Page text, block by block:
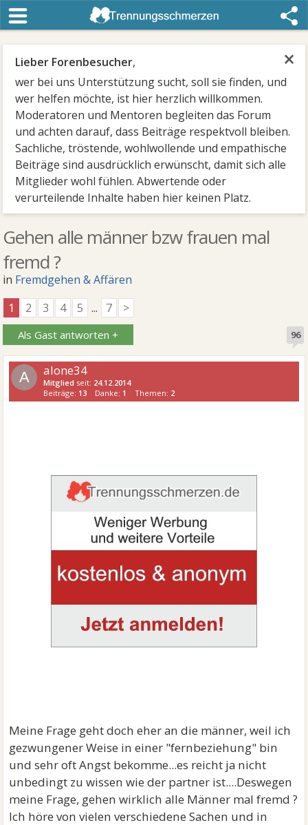
×
Lieber Forenbesucher,
wer bei uns Unterstützung sucht, soll sie finden, und
wer helfen möchte, ist hier herzlich willkommen.
Moderatoren und Mentoren begleiten das Forum
und achten darauf, dass Beiträge respektvoll bleiben.
Sachliche, tröstende, wohlwollende und empathische
Beiträge sind ausdrücklich erwünscht, damit sich alle
Mitglieder wohl fühlen. Abwertende oder
verurteilende Inhalte haben hier keinen Platz.
Gehen alle männer bzw frauen mal
fremd ?
in Fremdgehen & Affären
1
2 3 4 5 ... 7 >
Als Gast antworten + 96
A alone34
Mitglied seit: 24.12.2014
Beiträge: 13 Danke: 1 Themen: 2
Meine Frage geht doch eher an die männer, weil ich
gezwungener Weise in einer "fernbeziehung" bin
und sehr oft Angst bekomme...es reicht ja nicht
unbedingt zu wissen wie der partner ist....Deswegen
meine Frage, gehen wirklich alle Männer mal fremd ?
Ich höre von vielen verschiedene Sachen und in